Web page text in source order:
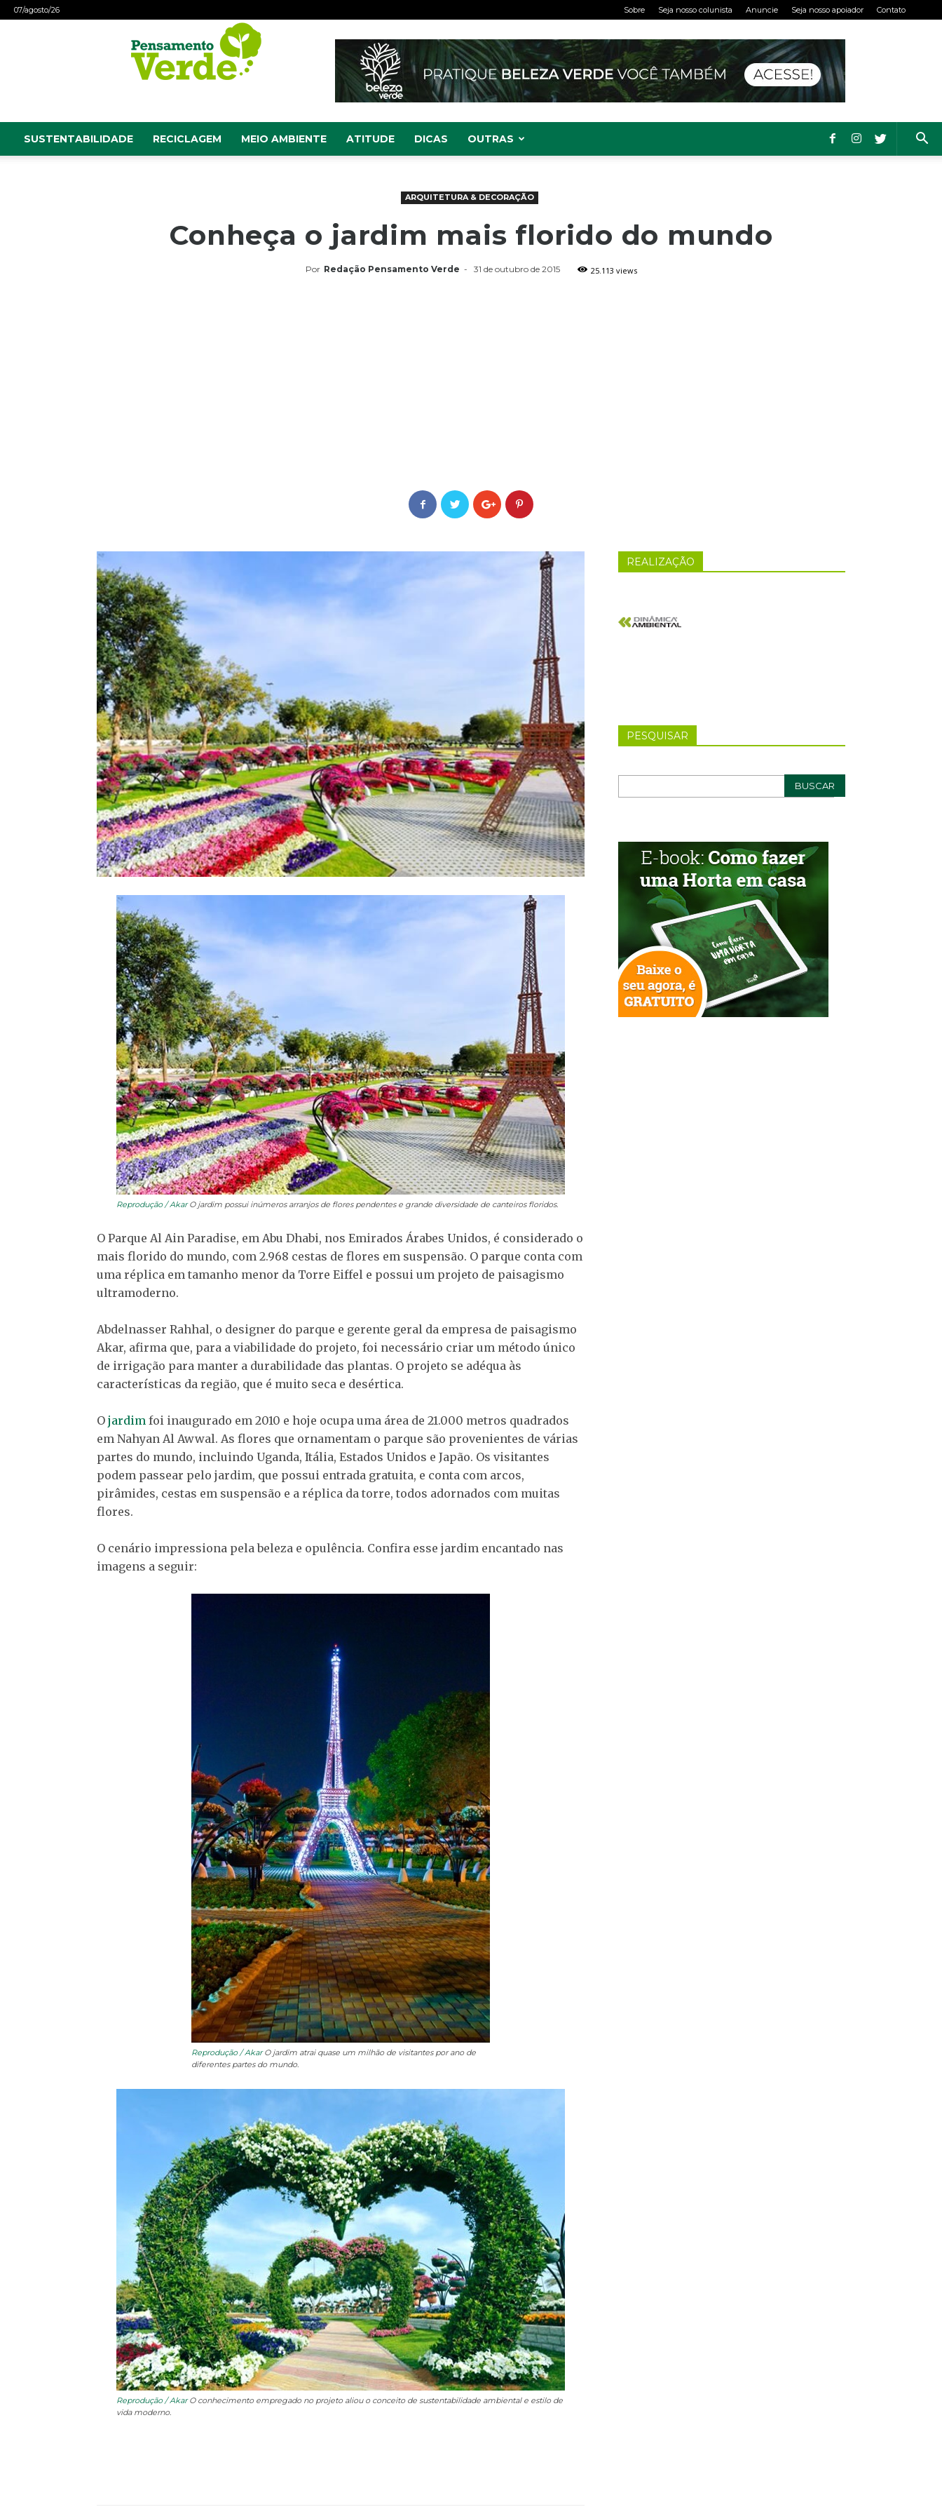
07/agosto/26 Sobre Seja nosso colunista Anuncie Seja nosso apoiador Contato
SUSTENTABILIDADE RECICLAGEM MEIO AMBIENTE ATITUDE DICAS OUTRAS
ARQUITETURA & DECORAÇÃO
Conheça o jardim mais florido do mundo
Por Redação Pensamento Verde - 31 de outubro de 2015 25.113 views
Reprodução / AkarO jardim possui inúmeros arranjos de flores pendentes e grande diversidade de canteiros floridos.
O Parque Al Ain Paradise, em Abu Dhabi, nos Emirados Árabes Unidos, é considerado o
mais florido do mundo, com 2.968 cestas de flores em suspensão. O parque conta com
uma réplica em tamanho menor da Torre Eiffel e possui um projeto de paisagismo
ultramoderno.
Abdelnasser Rahhal, o designer do parque e gerente geral da empresa de paisagismo
Akar, afirma que, para a viabilidade do projeto, foi necessário criar um método único
de irrigação para manter a durabilidade das plantas. O projeto se adéqua às
características da região, que é muito seca e desértica.
O jardim foi inaugurado em 2010 e hoje ocupa uma área de 21.000 metros quadrados
em Nahyan Al Awwal. As flores que ornamentam o parque são provenientes de várias
partes do mundo, incluindo Uganda, Itália, Estados Unidos e Japão. Os visitantes
podem passear pelo jardim, que possui entrada gratuita, e conta com arcos,
pirâmides, cestas em suspensão e a réplica da torre, todos adornados com muitas
flores.
O cenário impressiona pela beleza e opulência. Confira esse jardim encantado nas
imagens a seguir:
Reprodução / AkarO jardim atrai quase um milhão de visitantes por ano de
diferentes partes do mundo.
Reprodução / AkarO conhecimento empregado no projeto aliou o conceito de sustentabilidade ambiental e estilo de
vida moderno.
REALIZAÇÃO
PESQUISAR